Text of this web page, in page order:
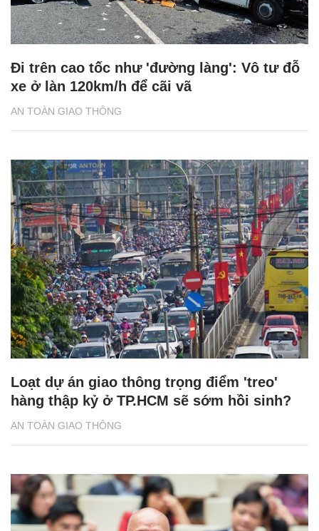
AN TOÀN GIAO THÔNG
Đi trên cao tốc như 'đường làng': Vô tư đỗ
xe ở làn 120km/h để cãi vã
AN TOÀN GIAO THÔNG
Loạt dự án giao thông trọng điểm 'treo'
hàng thập kỷ ở TP.HCM sẽ sớm hồi sinh?